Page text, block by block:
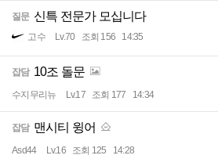
질문 신특 전문가 모십니다
고수 Lv.70 조회 156 14:35
잡담 10조 돌문
수지무리뉴 Lv.17 조회 177 14:34
잡담 맨시티 윙어
Asd44 Lv.16 조회 125 14:28